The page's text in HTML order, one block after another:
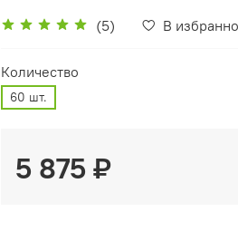
(5) В
Количество
60 шт.
5 875 ₽